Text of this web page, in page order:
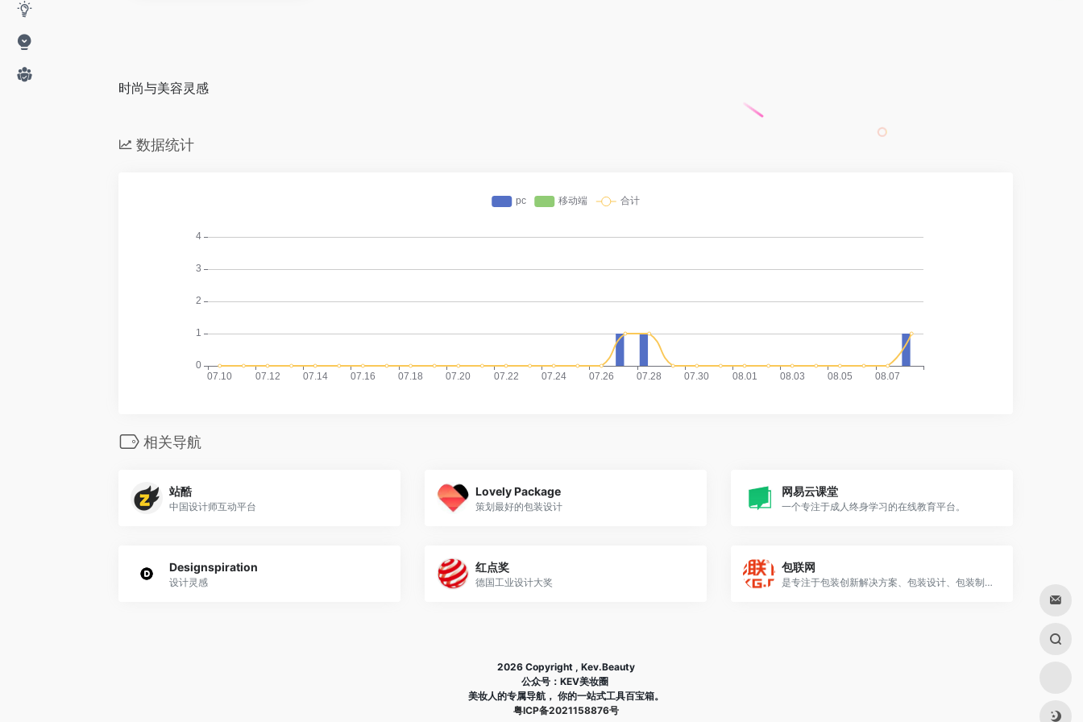
时尚与美容灵感
数据统计
相关导航
站酷
中国设计师互动平台
Lovely Package
策划最好的包装设计
网易云课堂
一个专注于成人终身学习的在线教育平台。
Designspiration
设计灵感
红点奖
德国工业设计大奖
包联网
是专注于包装创新解决方案、包装设计、包装制品的门户网站
2026 Copyright , Kev.Beauty
公众号：KEV美妆圈
美妆人的专属导航， 你的一站式工具百宝箱。
粤ICP备2021158876号